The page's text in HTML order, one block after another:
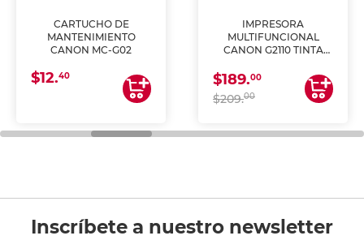
CARTUCHO DE
MANTENIMIENTO
CANON MC-G02
$12.40
IMPRESORA
MULTIFUNCIONAL
CANON G2110 TINTA
$189.00
$209.00
Inscríbete a nuestro newsletter